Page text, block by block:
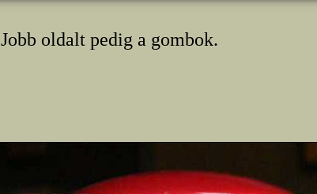
Jobb oldalt pedig a gombok.